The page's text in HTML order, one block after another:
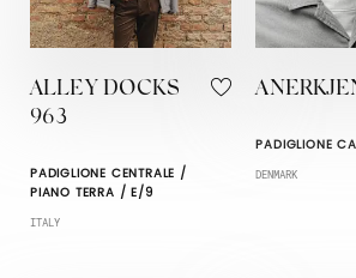
ALLEY DOCKS
963
PADIGLIONE CENTRALE /
PIANO TERRA / E/9
ITALY
PADIGLIONE
DENMARK